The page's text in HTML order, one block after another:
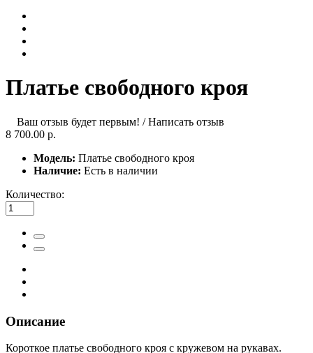
Платье свободного кроя
Ваш отзыв будет первым! /Написать отзыв
8 700.00 р.
Модель: Платье свободного кроя
Наличие: Есть в наличии
Количество:
Описание
Короткое платье свободного кроя с кружевом на рукавах.